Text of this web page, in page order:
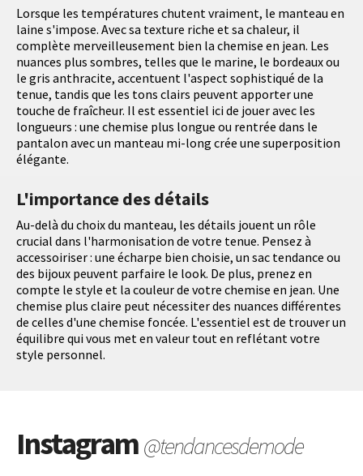
Lorsque les températures chutent vraiment, le manteau en
laine s'impose. Avec sa texture riche et sa chaleur, il
complète merveilleusement bien la chemise en jean. Les
nuances plus sombres, telles que le marine, le bordeaux ou
le gris anthracite, accentuent l'aspect sophistiqué de la
tenue, tandis que les tons clairs peuvent apporter une
touche de fraîcheur. Il est essentiel ici de jouer avec les
longueurs : une chemise plus longue ou rentrée dans le
pantalon avec un manteau mi-long crée une superposition
élégante.
L'importance des détails
Au-delà du choix du manteau, les détails jouent un rôle
crucial dans l'harmonisation de votre tenue. Pensez à
accessoiriser : une écharpe bien choisie, un sac tendance ou
des bijoux peuvent parfaire le look. De plus, prenez en
compte le style et la couleur de votre chemise en jean. Une
chemise plus claire peut nécessiter des nuances différentes
de celles d'une chemise foncée. L'essentiel est de trouver un
équilibre qui vous met en valeur tout en reflétant votre
style personnel.
Instagram@tendancesdemode